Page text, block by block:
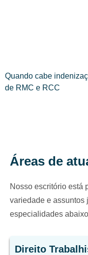
Quando cabe
de RMC e RCC
Áreas de
Nosso escritório está
variedade e assuntos
especialidades
Direito